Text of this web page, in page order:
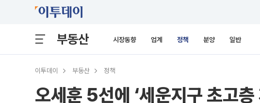
부동산 시장동향 업계 정책 분양 일반
이투데이 부동산 정책
오세훈 5선에 ‘세운지구 초고